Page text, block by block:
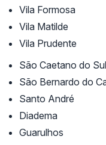
Vila Formosa
Vila Matilde
Vila Prudente
São Caetano do Sul
São Bernardo do
Santo André
Diadema
Guarulhos